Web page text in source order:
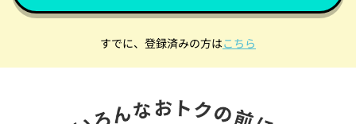
すでに、登録済みの方はこちら